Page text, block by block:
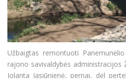
Užbaigtas remontuoti
rajono savivaldybės administracijos
Jolanta Jasiūnienė, pernai, dėl